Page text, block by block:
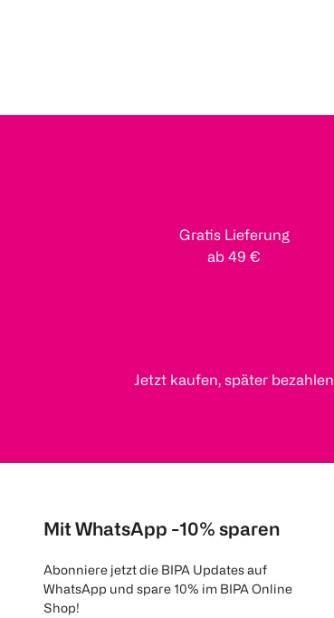
Gratis Lieferung
ab 49 €
Jetzt kaufen, später bezahlen
Mit WhatsApp -10% sparen
Abonniere jetzt die BIPA Updates auf
WhatsApp und spare 10% im BIPA Online
Shop!